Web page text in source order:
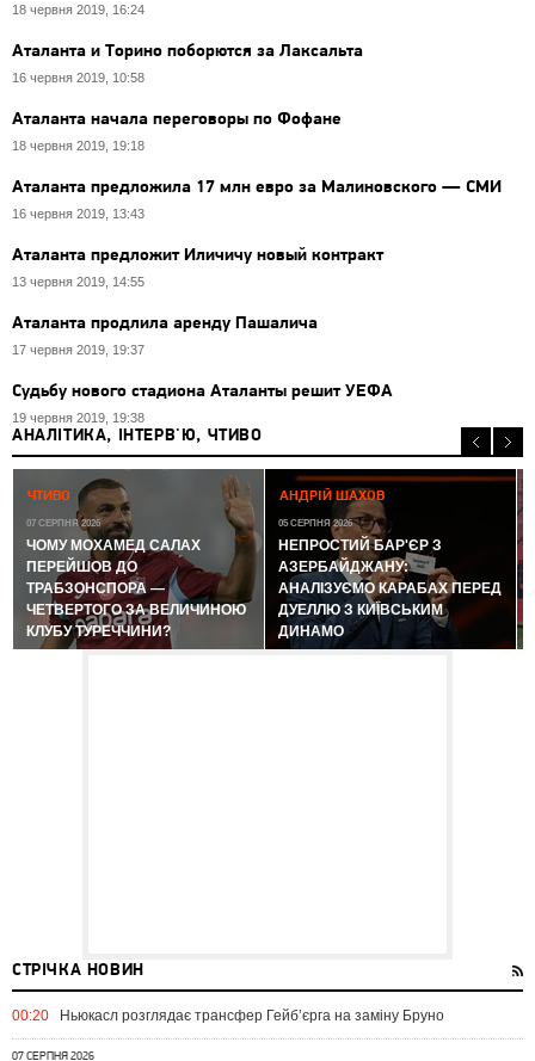
18 червня 2019, 16:24
Аталанта и Торино поборются за Лаксальта
16 червня 2019, 10:58
Аталанта начала переговоры по Фофане
18 червня 2019, 19:18
Аталанта предложила 17 млн евро за Малиновского — СМИ
16 червня 2019, 13:43
Аталанта предложит Иличичу новый контракт
13 червня 2019, 14:55
Аталанта продлила аренду Пашалича
17 червня 2019, 19:37
Судьбу нового стадиона Аталанты решит УЕФА
19 червня 2019, 19:38
АНАЛІТИКА, ІНТЕРВ'Ю, ЧТИВО
ЧТИВО
07 СЕРПНЯ 2026
ЧОМУ МОХАМЕД САЛАХ
ПЕРЕЙШОВ ДО
ТРАБЗОНСПОРА —
ЧЕТВЕРТОГО ЗА ВЕЛИЧИНОЮ
КЛУБУ ТУРЕЧЧИНИ?
АНДРІЙ ШАХОВ
05 СЕРПНЯ 2026
НЕПРОСТИЙ БАР'ЄР З
АЗЕРБАЙДЖАНУ:
АНАЛІЗУЄМО КАРАБАХ ПЕРЕД
ДУЕЛЛЮ З КИЇВСЬКИМ
ДИНАМО
СТРІЧКА НОВИН
00:20 Ньюкасл розглядає трансфер Гейб’єрга на заміну Бруно
07 СЕРПНЯ 2026